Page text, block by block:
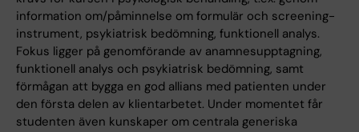
information om/påminnelse om formulär och screening-
instrument, psykiatrisk bedömning, funktionell analys.
Fokus ligger på genomförande av anamnesupptagning,
funktionell analys och psykiatrisk bedömning, samt
förmågan att bygga en god allians med patienten under
den första delen av klientarbetet. Under momentet får
studenten även kunskaper om centrala generiska